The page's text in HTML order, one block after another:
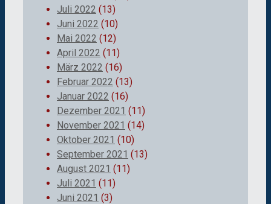
Juli 2022 (13)
Juni 2022 (10)
Mai 2022 (12)
April 2022 (11)
März 2022 (16)
Februar 2022 (13)
Januar 2022 (16)
Dezember 2021 (11)
November 2021 (14)
Oktober 2021 (10)
September 2021 (13)
August 2021 (11)
Juli 2021 (11)
Juni 2021 (3)